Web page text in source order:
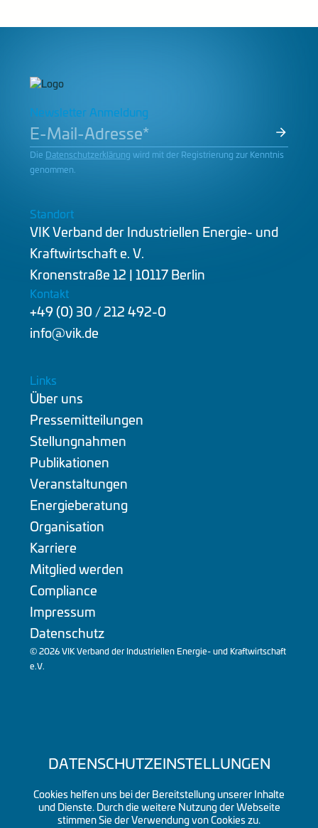
Newsletter Anmeldung
Die Datenschutzerklärung wird mit der Registrierung zur Kenntnis
genommen.
Standort
VIK Verband der Industriellen Energie- und
Kraftwirtschaft e. V.
Kronenstraße 12 | 10117 Berlin
Kontakt
+49 (0) 30 / 212 492-0
info@vik.de
Links
Über uns
Pressemitteilungen
Stellungnahmen
Publikationen
Veranstaltungen
Energieberatung
Organisation
Karriere
Mitglied werden
Compliance
Impressum
Datenschutz
© 2026 VIK Verband der Industriellen Energie- und Kraftwirtschaft
e.V.
DATENSCHUTZEINSTELLUNGEN
Cookies helfen uns bei der Bereitstellung unserer Inhalte
und Dienste. Durch die weitere Nutzung der Webseite
stimmen Sie der Verwendung von Cookies zu.